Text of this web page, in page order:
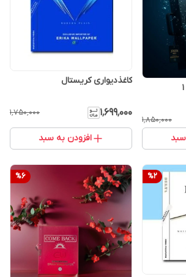
۱٬۸۵۰٬۰۰۰
سبد
کاغذدیواری کریستال
۱٬۶۹۹٬۰۰۰ ۱٬۷۵۰٬۰۰۰
افزودن به سبد
%2
%6